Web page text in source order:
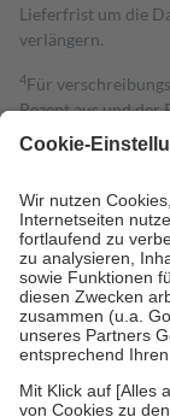
Lieferfrist um die
verlängern.
4Für
Rezept aus und
gesetzliche
Kosten dafür, der
Grundsätzlich
Prozent des
höchstens zehn
Kosten der
Diese Regeln
Bei Heilmitteln und
Zuzahlung zehn
Verordnung.
Um das